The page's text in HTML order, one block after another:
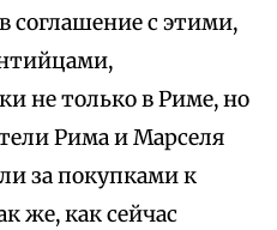
соглашение с этими,
не только в Риме, но
Рима и Марселя
за покупками к
же, как сейчас